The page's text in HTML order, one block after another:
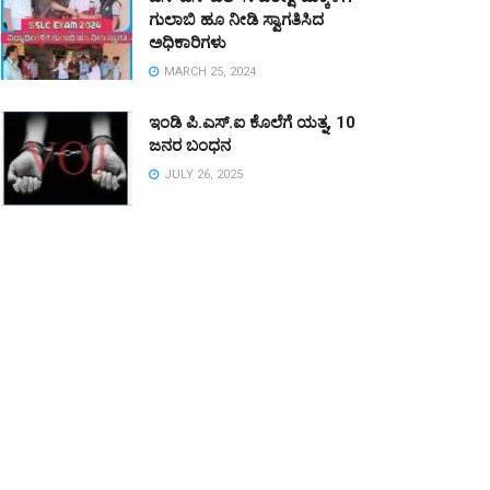
ಗುಲಾಬಿ ಹೂ ನೀಡಿ ಸ್ವಾಗತಿಸಿದ
ಅಧಿಕಾರಿಗಳು
MARCH 25, 2024
ಇಂಡಿ ಪಿ.ಎಸ್.ಐ ಕೊಲೆಗೆ ಯತ್ನ, 10
ಜನರ ಬಂಧನ
JULY 26, 2025